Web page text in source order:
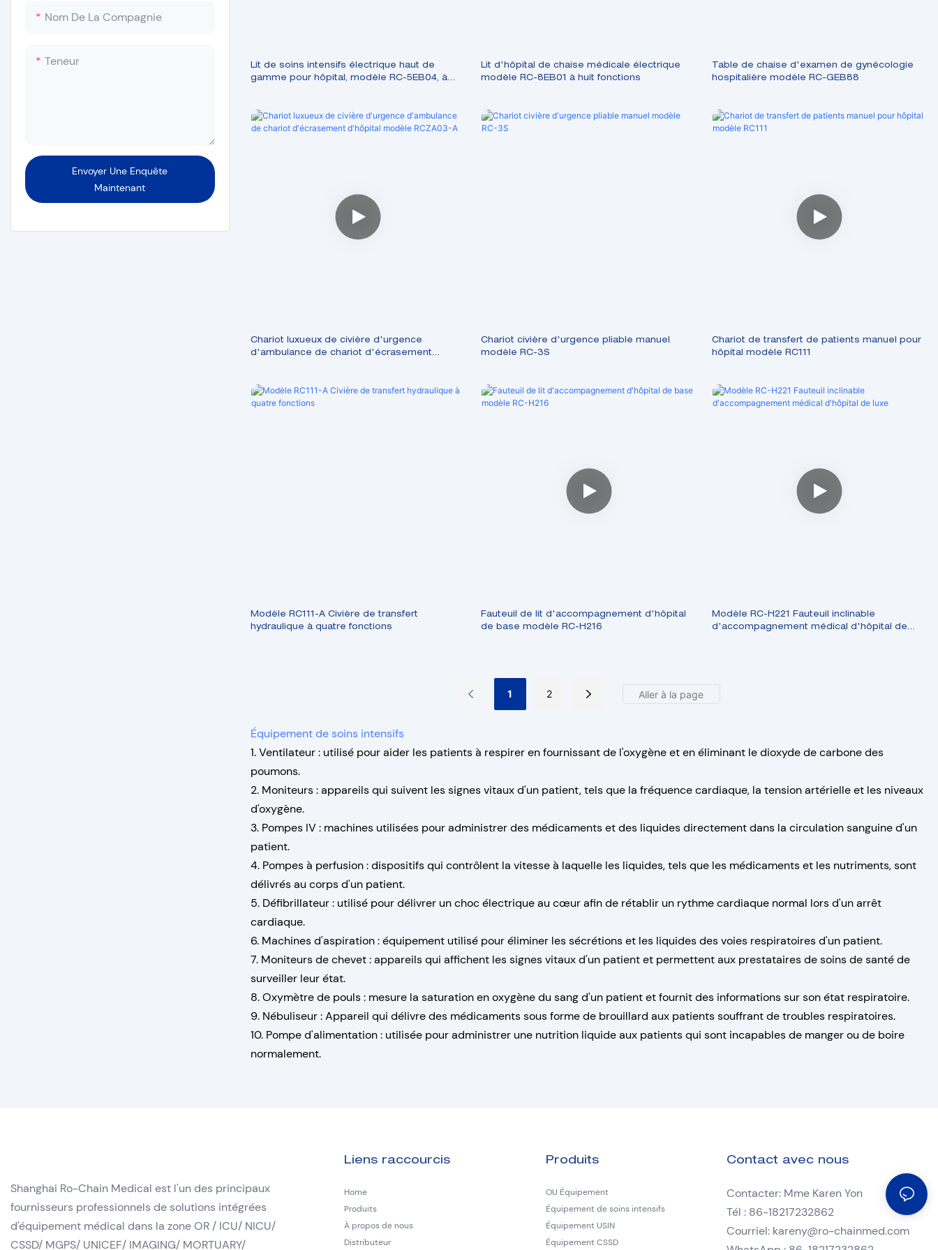
Laveuse-désinfecteuse
Nom De La Compagnie
Teneur
Envoyer Une Enquête
Maintenant
Lit de soins intensifs électrique haut de
gamme pour hôpital, modèle RC-5EB04, à
Lit d'hôpital de chaise médicale électrique
modèle RC-8EB01 à huit fonctions
Table de chaise d'examen de gynécologie
hospitalière modèle RC-GEB88
Chariot luxueux de civière d'urgence
d'ambulance de chariot d'écrasement
Chariot civière d'urgence pliable manuel
modèle RC-3S
Chariot de transfert de patients manuel pour
hôpital modèle RC111
Modèle RC111-A Civière de transfert
hydraulique à quatre fonctions
Fauteuil de lit d'accompagnement d'hôpital
de base modèle RC-H216
Modèle RC-H221 Fauteuil inclinable
d'accompagnement médical d'hôpital de
1 2
Équipement de soins intensifs
1. Ventilateur : utilisé pour aider les patients à respirer en fournissant de l'oxygène et en éliminant le dioxyde de carbone des
poumons.
2. Moniteurs : appareils qui suivent les signes vitaux d'un patient, tels que la fréquence cardiaque, la tension artérielle et les niveaux
d'oxygène.
3. Pompes IV : machines utilisées pour administrer des médicaments et des liquides directement dans la circulation sanguine d'un
patient.
4. Pompes à perfusion : dispositifs qui contrôlent la vitesse à laquelle les liquides, tels que les médicaments et les nutriments, sont
délivrés au corps d'un patient.
5. Défibrillateur : utilisé pour délivrer un choc électrique au cœur afin de rétablir un rythme cardiaque normal lors d'un arrêt
cardiaque.
6. Machines d'aspiration : équipement utilisé pour éliminer les sécrétions et les liquides des voies respiratoires d'un patient.
7. Moniteurs de chevet : appareils qui affichent les signes vitaux d'un patient et permettent aux prestataires de soins de santé de
surveiller leur état.
8. Oxymètre de pouls : mesure la saturation en oxygène du sang d'un patient et fournit des informations sur son état respiratoire.
9. Nébuliseur : Appareil qui délivre des médicaments sous forme de brouillard aux patients souffrant de troubles respiratoires.
10. Pompe d'alimentation : utilisée pour administrer une nutrition liquide aux patients qui sont incapables de manger ou de boire
normalement.
Shanghai Ro-Chain Medical est l'un des principaux
fournisseurs professionnels de solutions intégrées
d'équipement médical dans la zone OR / ICU/ NICU/
CSSD/ MGPS/ UNICEF/ IMAGING/ MORTUARY/
Liens raccourcis
Home
Produits
À propos de nous
Distributeur
Produits
OU Équipement
Équipement de soins intensifs
Équipement USIN
Équipement CSSD
Contact avec nous
Contacter: Mme Karen Yon
Tél : 86-18217232862
Courriel: kareny@ro-chainmed.com